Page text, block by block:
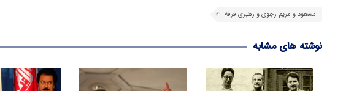
مسعود و مریم رجوی و رهبری فرقه
نوشته های مشابه